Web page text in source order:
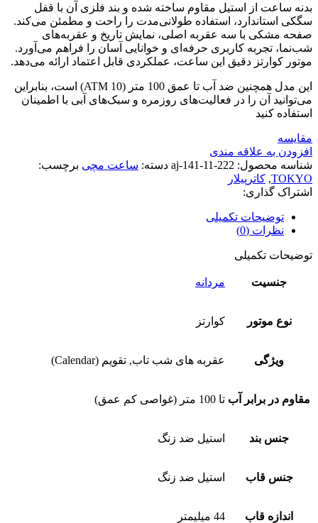
بدنه ساعت از استیل مقاوم ساخته شده و بند فلزی آن با قفل
سگکی استاندارد، استفاده طولانی‌مدت را راحت و مطمئن می‌کند.
صفحه مشکی با سه عقربه اصلی، نمایش تاریخ و عقربه‌های
شب‌نما، تجربه کاربری حرفه‌ای و خوانایی آسان را فراهم می‌آورد.
موتور کوارتز دقیق این ساعت، عملکردی قابل اعتماد ارائه می‌دهد.
این مدل همچنین ضد آب تا عمق 100 متر (10 ATM) است، بنابراین
می‌توانید آن را در فعالیت‌های روزمره و سبک‌های آبی با اطمینان
استفاده کنید
مقایسه
افزودن به علاقه مندی
شناسه محصول: aj-141-11-222 دسته: ساعت مچی برچسب:
TOKYO
, کاترپیلار
اشتراک گذاری:
توضیحات تکمیلی
نظرات (0)
توضیحات تکمیلی
جنسیت مردانه
نوع موتور کوارتز
ویژگی عقربه های شب تاب, تقویم (Calendar)
مقاوم در برابر آب تا 100 متر (غواصی کم عمق)
جنس بند استیل ضد زنگ
جنس قاب استیل ضد زنگ
اندازه قاب 44 میلیمتر